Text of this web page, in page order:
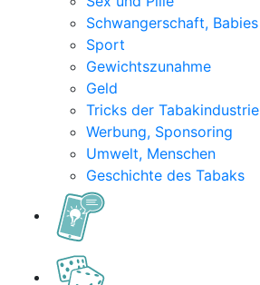
Schwangerschaft, Babies
Sport
Gewichtszunahme
Geld
Tricks der Tabakindustrie
Werbung, Sponsoring
Umwelt, Menschen
Geschichte des Tabaks